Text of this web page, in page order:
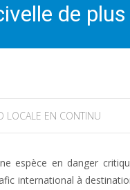
de
LOCALE EN CONTINU
espèce en danger
international à